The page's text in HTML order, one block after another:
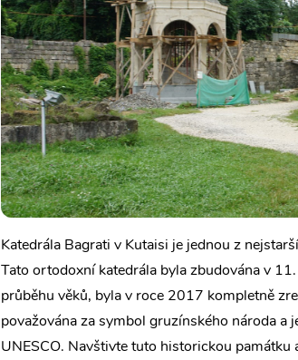
Katedrála Bagrati v Kutaisi je jednou z
Tato ortodoxní katedrála byla zbudována v
průběhu věků, byla v roce 2017 kompletně
považována za symbol gruzínského národa a
UNESCO. Navštivte tuto historickou památku